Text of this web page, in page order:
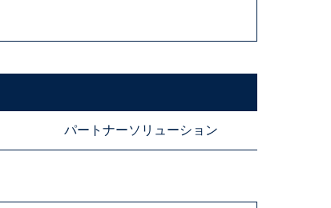
パートナーソリューション